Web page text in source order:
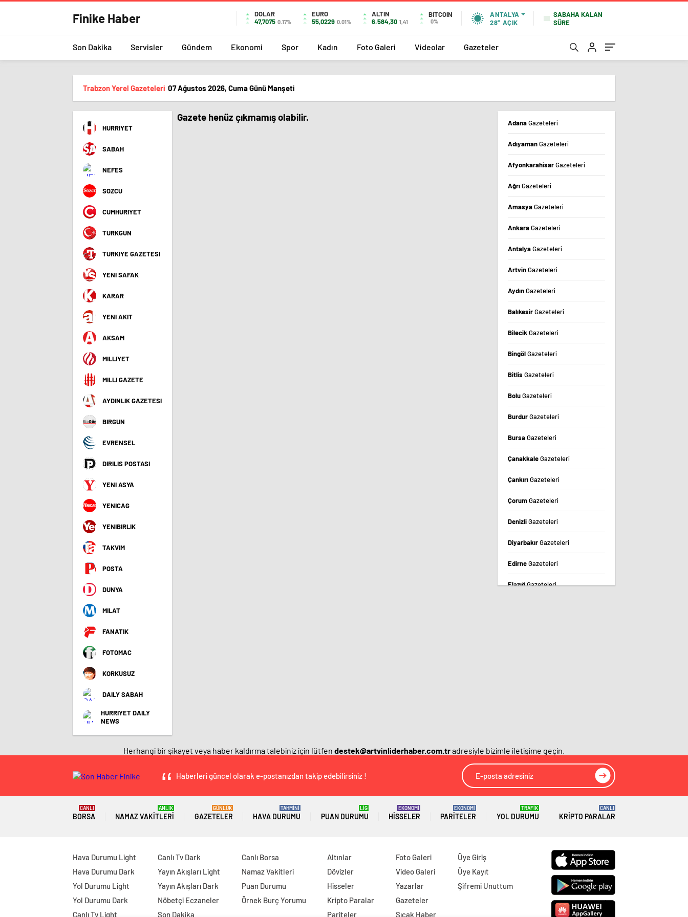
Finike Haber
DOLAR
47,7075 0.17%
EURO
55,0229 0.01%
ALTIN
6.584,30 1,41
BITCOIN
0%
ANTALYA
28° AÇIK
SABAHA KALAN
SÜRE
Son Dakika Servisler Gündem Ekonomi Spor Kadın Foto Galeri Videolar Gazeteler
Trabzon Yerel Gazeteleri 07 Ağustos 2026, Cuma Günü Manşeti
HURRIYET
SABAH
NEFES
SOZCU
CUMHURIYET
TURKGUN
TURKIYE GAZETESI
YENI SAFAK
KARAR
YENI AKIT
AKSAM
MILLIYET
MILLI GAZETE
AYDINLIK GAZETESI
BIRGUN
EVRENSEL
DIRILIS POSTASI
YENI ASYA
YENICAG
YENIBIRLIK
TAKVIM
POSTA
DUNYA
MILAT
FANATIK
FOTOMAC
KORKUSUZ
DAILY SABAH
HURRIYET DAILY
NEWS
Gazete henüz çıkmamış olabilir. AdanaGazeteleri
AdıyamanGazeteleri
AfyonkarahisarGazeteleri
AğrıGazeteleri
AmasyaGazeteleri
AnkaraGazeteleri
AntalyaGazeteleri
ArtvinGazeteleri
AydınGazeteleri
BalıkesirGazeteleri
BilecikGazeteleri
BingölGazeteleri
Bitlis Gazeteleri
BoluGazeteleri
BurdurGazeteleri
BursaGazeteleri
ÇanakkaleGazeteleri
ÇankırıGazeteleri
ÇorumGazeteleri
DenizliGazeteleri
DiyarbakırGazeteleri
EdirneGazeteleri
ElazığGazeteleri
HatayGazeteleri
IspartaGazeteleri
İstanbulGazeteleri
Gazeteleri
Gazeteleri
Herhangi bir şikayet veya haber kaldırma talebiniz için lütfen destek@artvinliderhaber.com.tradresiyle bizimle iletişime geçin.
Haberleri güncel olarak e-postanızdan takip edebilirsiniz !
BORSA
CANLI
NAMAZ VAKITLERI
ANLIK
GAZETELER
GÜNLÜK
HAVA DURUMU
TAHMİNİ
PUAN DURUMU
LİG
HISSELER
EKONOMİ
PARITELER
EKONOMİ
YOL DURUMU
TRAFİK
KRIPTO PARALAR
CANLI
Hava Durumu Light
Hava Durumu Dark
Yol Durumu Light
Yol Durumu Dark
Canlı Tv Light
Canlı Tv Dark
Yayın Akışları Light
Yayın Akışları Dark
Nöbetçi Eczaneler
Son Dakika
Canlı Borsa
Namaz Vakitleri
Puan Durumu
Örnek Burç Yorumu
Altınlar
Dövizler
Hisseler
Kripto Paralar
Pariteler
Foto Galeri
Video Galeri
Yazarlar
Gazeteler
Sıcak Haber
Üye Giriş
Üye Kayıt
Şifremi Unuttum
izle